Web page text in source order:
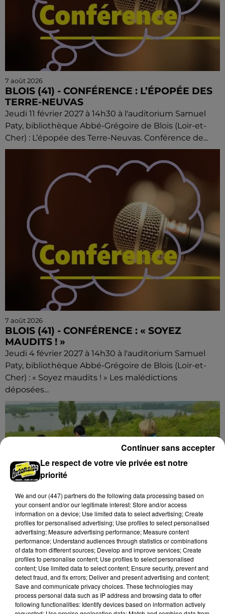
7 août 2026
BLOIS (41) - CONFÉRENCE : L’ÉPOPÉE DES
TERRE-NEUVAS
Jeudi 11 février 2027 à 14h30 à l'auditorium Samuel
Paty, bibliothèque Abbé-Grégoire de Blois (Loir-et-
Cher) : L’épopée des Terre-Neuvas. Conférence de...
7 août 2026
BLOIS (41) - CONFÉRENCE : « SOYEZ
MAUDITS ! »
Jeudi 4 février 2027 à 14h30 à l'auditorium Samuel
Paty, bibliothèque Abbé-Grégoire de Blois (Loir-et-
Cher) : « Soyez maudits ! » Les malédictions
déposées...
7 août 2026
GOMMERVILLE - RANDONNÉE PÉDESTRE
Dimanche 13 septembre à 8h30 à Gommerville :
Randonnée pédestre. Deux parcours au choix.
Le respect de votre vie privée est notre
priorité
We and our (447) partnersdo the following data processing based on
your consent and/or our legitimate interest: Store and/or access
information on a device; Use limited data to select advertising; Create
profiles for personalised advertising; Use profiles to select personalised
advertising; Measure advertising performance; Measure content
performance; Understand audiences through statistics or combinations
of data from different sources; Develop and improve services; Create
profiles to personalise content; Use profiles to select personalised
content; Use limited data to select content; Ensure security, prevent and
detect fraud, and fix errors; Deliver and present advertising and content;
Save and communicate privacy choices. These technologies may
process personal data such as IP address and browsing data to offer
following functionalities: Identify devices based on information actively
Continuer sans accepter